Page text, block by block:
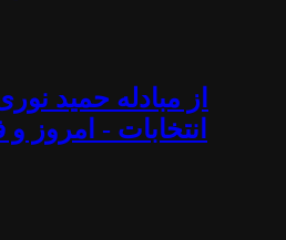
از مبادله حمید
انتخابات - امروز و